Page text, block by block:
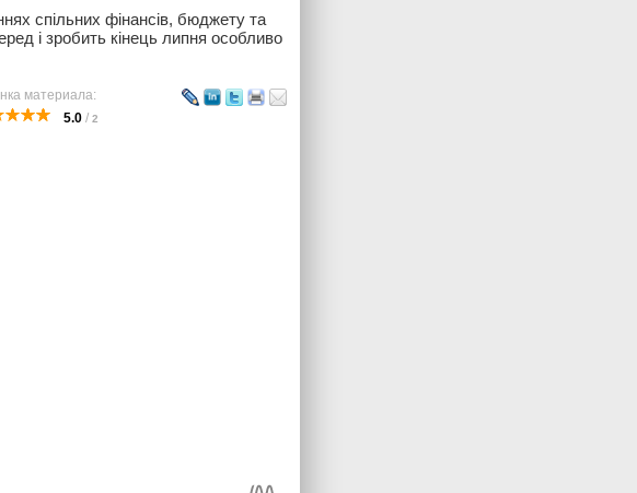
спільних фінансів, бюджету та
і зробить кінець липня особливо
материала:
5.0 / 2